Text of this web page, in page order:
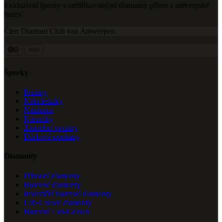
Exkluzivní šperky s certifikovanými diamanty přímo z antverpské
burzy.
Člen Diamant Club van Antwerpen
Šperky
Prsteny
Náhrdelníky
Náušnice
Náramky
Zásnubní prsteny
Dárkové poukazy
Diamanty
Přírodní diamanty
Barevné diamanty
Investiční barevné diamanty
Lab-Grown diamanty
Barevné Lab-Grown